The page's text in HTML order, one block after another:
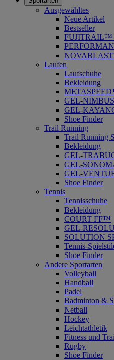
Ausgewähltes
Neue Artikel
Bestseller
FUJITRAIL™
Laufen
Laufschuhe
Bekleidung
GEL-
GEL-
Shoe Finder
Trail Running
Trail Running
Bekleidung
GEL-
GEL-
GEL-
Shoe Finder
Tennis
Tennisschuhe
Bekleidung
COURT FF™
GEL-
SOLUTION
Tennis-
Shoe Finder
Andere Sportarten
Volleyball
Handball
Padel
Badminton &
Netball
Hockey
Leichtathletik
Fitness und
Rugby
Shoe Finder